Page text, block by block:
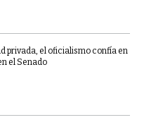
privada, el oficialismo confía en
el Senado